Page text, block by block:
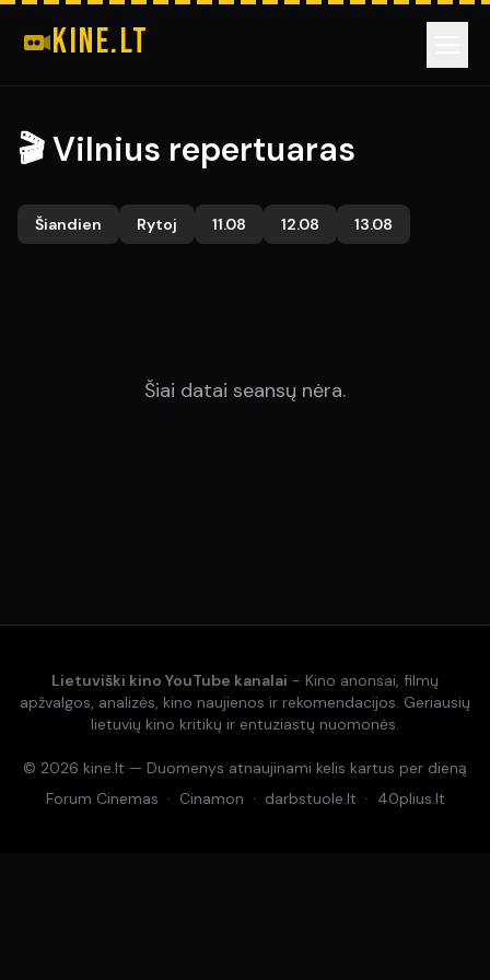
kine.lt
📍 KLAIPĖDA
🎬 Vilnius repertuaras
Šiandien Rytoj 11.08 12.08 13.08
Šiai datai seansų nėra.
Lietuviški kino YouTube kanalai - Kino anonsai, filmų
apžvalgos, analizės, kino naujienos ir rekomendacijos. Geriausių
lietuvių kino kritikų ir entuziastų nuomonės.
© 2026 kine.lt — Duomenys atnaujinami kelis kartus per dieną
Forum Cinemas · Cinamon · darbstuole.lt · 40plius.lt